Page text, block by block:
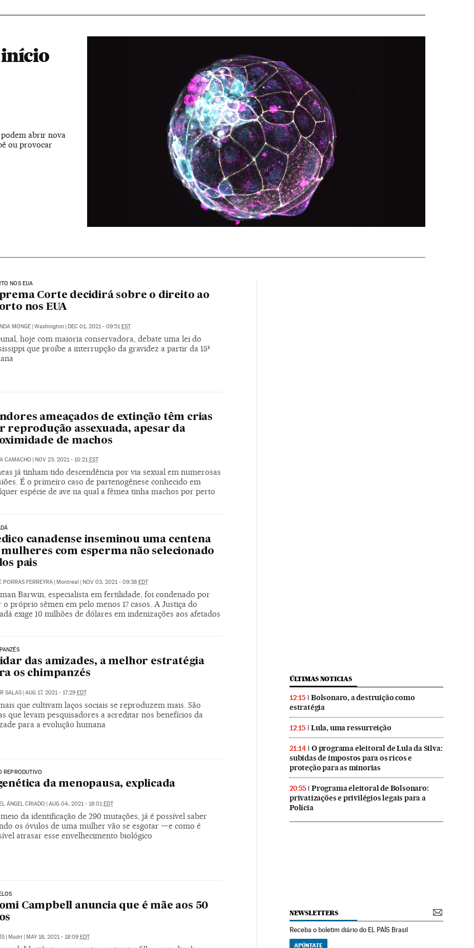
abrir nova
ou provocar
NOS EUA
Corte decidirá sobre o direito ao
nos EUA
MONGE | Washington | DEC 01, 2021 - 09:51EST
hoje com maioria conservadora, debate uma lei do
que proíbe a interrupção da gravidez a partir da 15ª
ameaçados de extinção têm crias
reprodução assexuada, apesar da
de machos
CAMACHO NOV 23, 2021 - 10:21 EST
já tinham tido descendência por via sexual em numerosas
É o primeiro caso de partenogênese conhecido em
espécie de ave na qual a fêmea tinha machos por perto
canadense inseminou uma centena
mulheres com esperma não selecionado
pais
PORRAS FERREYRA | Montreal | NOV 03, 2021 - 09:38 EDT
Barwin, especialista em fertilidade, foi condenado por
o próprio sêmen em pelo menos 17 casos. A Justiça do
exige 10 milhões de dólares em indenizações aos afetados
das amizades, a melhor estratégia
os chimpanzés
SALAS AUG 17, 2021 - 17:29 EDT
que cultivam laços sociais se reproduzem mais. São
que levam pesquisadores a acreditar nos benefícios da
para a evolução humana
REPRODUTIVO
da menopausa, explicada
ÁNGEL CRIADO | AUG 04, 2021 - 18:01 EDT
da identificação de 290 mutações, já é possível saber
os óvulos de uma mulher vão se esgotar —e como é
atrasar esse envelhecimento biológico
Campbell anuncia que é mãe aos 50
| Madri | MAY 18, 2021 - 18:09 EDT
ÚLTIMAS NOTICIAS
12:15
Bolsonaro, a destruição como
estratégia
12:15 Lula, uma ressurreição
21:14
O programa eleitoral de Lula da Silva:
subidas de impostos para os ricos e
proteção para as minorias
20:55
Programa eleitoral de Bolsonaro:
privatizações e privilégios legais para a
Polícia
NEWSLETTERS
Receba o boletim diário do EL PAÍS Brasil
APÚNTATE